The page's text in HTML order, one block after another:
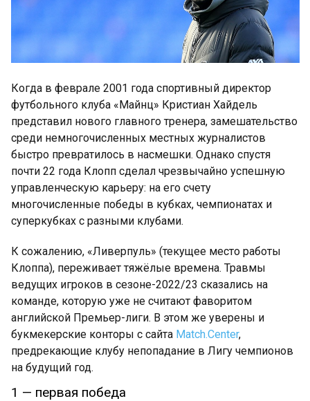
Когда в феврале 2001 года спортивный директор
футбольного клуба «Майнц» Кристиан Хайдель
представил нового главного тренера, замешательство
среди немногочисленных местных журналистов
быстро превратилось в насмешки. Однако спустя
почти 22 года Клопп сделал чрезвычайно успешную
управленческую карьеру: на его счету
многочисленные победы в кубках, чемпионатах и
суперкубках с разными клубами.
К сожалению, «Ливерпуль» (текущее место работы
Клоппа), переживает тяжёлые времена. Травмы
ведущих игроков в сезоне-2022/23 сказались на
команде, которую уже не считают фаворитом
английской Премьер-лиги. В этом же уверены и
букмекерские конторы с сайта Match.Center,
предрекающие клубу непопадание в Лигу чемпионов
на будущий год.
1 — первая победа